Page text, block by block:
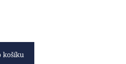
košíku